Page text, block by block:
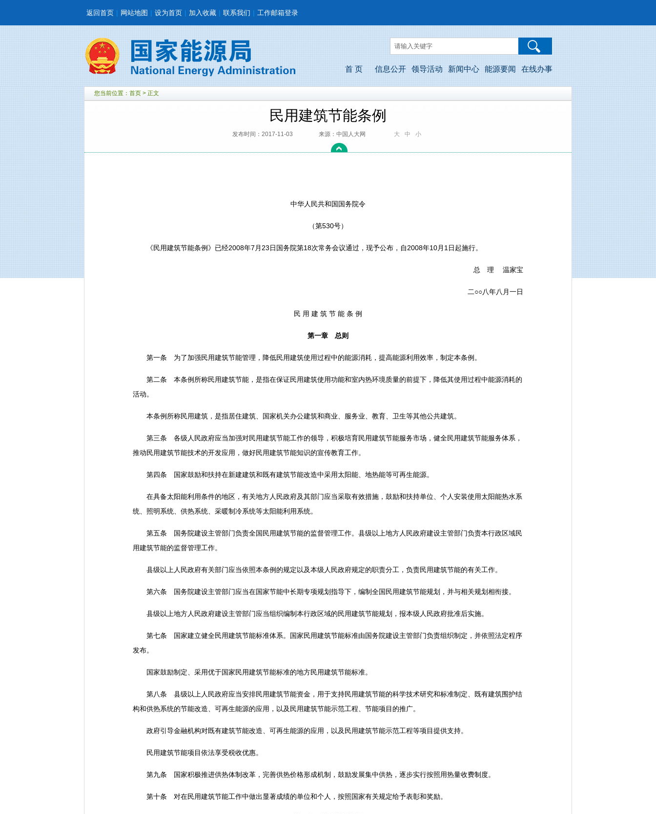
返回首页 | 网站地图 | 设为首页 | 加入收藏 | 联系我们 | 工作邮箱登录
首 页 信息公开 领导活动 新闻中心 能源要闻 在线办事
您当前位置： 首页 > 正文
民用建筑节能条例
发布时间：2017-11-03 来源：中国人大网 大 中 小
中华人民共和国国务院令
（第530号）
《民用建筑节能条例》已经2008年7月23日国务院第18次常务会议通过，现予公布，自2008年10月1日起施行。
总 理 温家宝
二○○八年八月一日
民 用 建 筑 节 能 条 例
第一章 总则
第一条 为了加强民用建筑节能管理，降低民用建筑使用过程中的能源消耗，提高能源利用效率，制定本条例。
第二条 本条例所称民用建筑节能，是指在保证民用建筑使用功能和室内热环境质量的前提下，降低其使用过程中能源消耗的
活动。
本条例所称民用建筑，是指居住建筑、国家机关办公建筑和商业、服务业、教育、卫生等其他公共建筑。
第三条 各级人民政府应当加强对民用建筑节能工作的领导，积极培育民用建筑节能服务市场，健全民用建筑节能服务体系，
推动民用建筑节能技术的开发应用，做好民用建筑节能知识的宣传教育工作。
第四条 国家鼓励和扶持在新建建筑和既有建筑节能改造中采用太阳能、地热能等可再生能源。
在具备太阳能利用条件的地区，有关地方人民政府及其部门应当采取有效措施，鼓励和扶持单位、个人安装使用太阳能热水系
统、照明系统、供热系统、采暖制冷系统等太阳能利用系统。
第五条 国务院建设主管部门负责全国民用建筑节能的监督管理工作。县级以上地方人民政府建设主管部门负责本行政区域民
用建筑节能的监督管理工作。
县级以上人民政府有关部门应当依照本条例的规定以及本级人民政府规定的职责分工，负责民用建筑节能的有关工作。
第六条 国务院建设主管部门应当在国家节能中长期专项规划指导下，编制全国民用建筑节能规划，并与相关规划相衔接。
县级以上地方人民政府建设主管部门应当组织编制本行政区域的民用建筑节能规划，报本级人民政府批准后实施。
第七条 国家建立健全民用建筑节能标准体系。国家民用建筑节能标准由国务院建设主管部门负责组织制定，并依照法定程序
发布。
国家鼓励制定、采用优于国家民用建筑节能标准的地方民用建筑节能标准。
第八条 县级以上人民政府应当安排民用建筑节能资金，用于支持民用建筑节能的科学技术研究和标准制定、既有建筑围护结
构和供热系统的节能改造、可再生能源的应用，以及民用建筑节能示范工程、节能项目的推广。
政府引导金融机构对既有建筑节能改造、可再生能源的应用，以及民用建筑节能示范工程等项目提供支持。
民用建筑节能项目依法享受税收优惠。
第九条 国家积极推进供热体制改革，完善供热价格形成机制，鼓励发展集中供热，逐步实行按照用热量收费制度。
第十条 对在民用建筑节能工作中做出显著成绩的单位和个人，按照国家有关规定给予表彰和奖励。